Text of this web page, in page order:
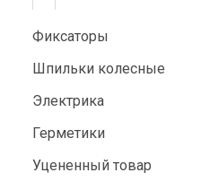
Фиксаторы
Шпильки колесные
Электрика
Герметики
Уцененный товар